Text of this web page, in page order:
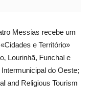
Messias recebe um
e Território»
Lourinhã, Funchal e
do Oeste;
and Religious Tourism